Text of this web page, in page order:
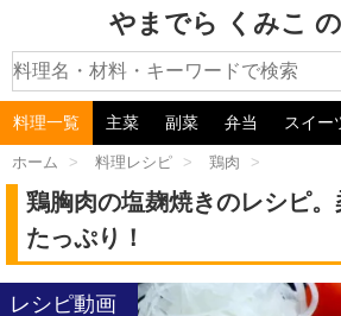
やまでら くみこ
料理一覧 主菜 副菜 弁当 スイー
ホーム > 料理レシピ > 鶏肉 >
鶏胸肉の塩麹焼きのレシピ
たっぷり！
レシピ動画